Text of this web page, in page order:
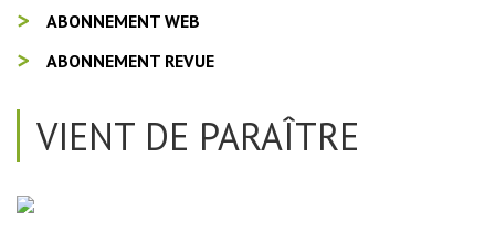
ABONNEMENT WEB
ABONNEMENT REVUE
VIENT DE PARAÎTRE